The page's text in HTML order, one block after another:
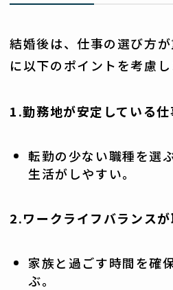
結婚後は、仕事の選び方
に以下のポイントを考慮し
1.勤務地が安定している仕
転勤の少ない職種を選
生活がしやすい。
2.ワークライフバランス
家族と過ごす時間を確
ぶ。